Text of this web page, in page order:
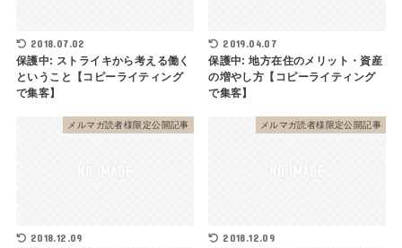
2018.07.02
保護中: ストライキから考える働く
ということ【コピーライティング
で集客】
2019.04.07
保護中: 地方在住のメリット・資産
の増やし方【コピーライティング
で集客】
メルマガ読者様限定公開記事
2018.12.09
メルマガ読者様限定公開記事
2018.12.09